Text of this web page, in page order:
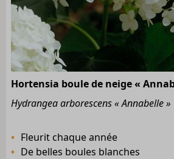
Hortensia boule de neige «
Hydrangea arborescens « Annabelle »
Fleurit chaque année
De belles boules blanches